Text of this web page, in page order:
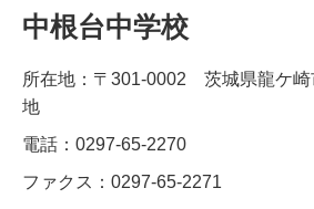
中根台中学校
所在地：〒301-0002 茨城県龍ケ崎
地
電話：0297-65-2270
ファクス：0297-65-2271